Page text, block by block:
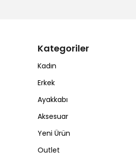
Kategoriler
Kadın
Erkek
Ayakkabı
Aksesuar
Yeni Ürün
Outlet